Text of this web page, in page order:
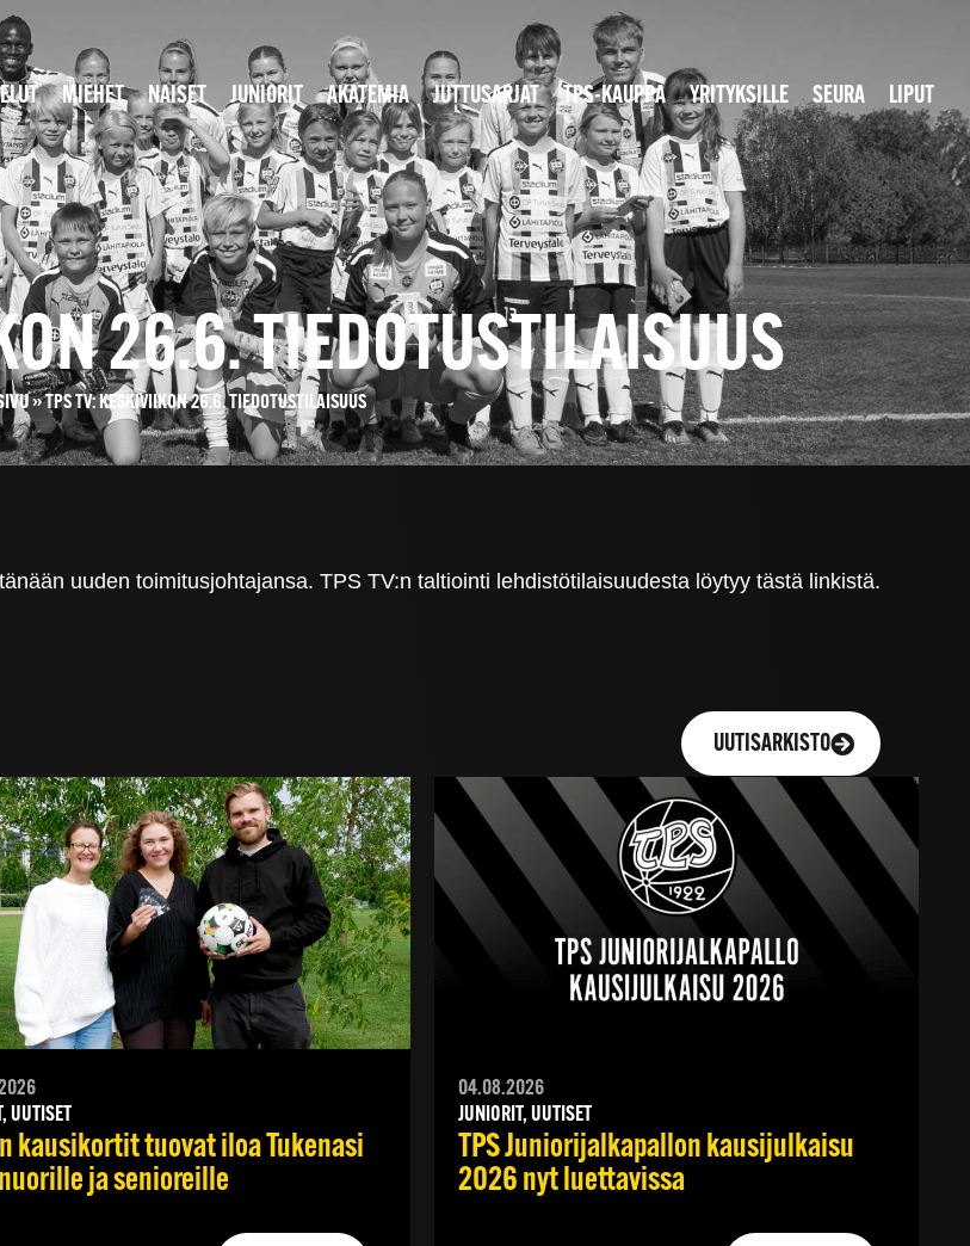
MIEHET NAISET JUNIORIT AKATEMIA JUTTUSARJAT TPS-KAUPPA YRITYKSILLE SEURA LIPUT
26.6. TIEDOTUSTILAISUUS
»TPS TV: KESKIVIIKON 26.6. TIEDOTUSTILAISUUS
uuden toimitusjohtajansa. TPS TV:n taltiointi lehdistötilaisuudesta löytyy tästä linkistä.
UUTISARKISTO
UUTISET
kausikortit tuovat iloa Tukenasi
ja senioreille
04.08.2026
JUNIORIT, UUTISET
TPS Juniorijalkapallon kausijulkaisu
2026 nyt luettavissa